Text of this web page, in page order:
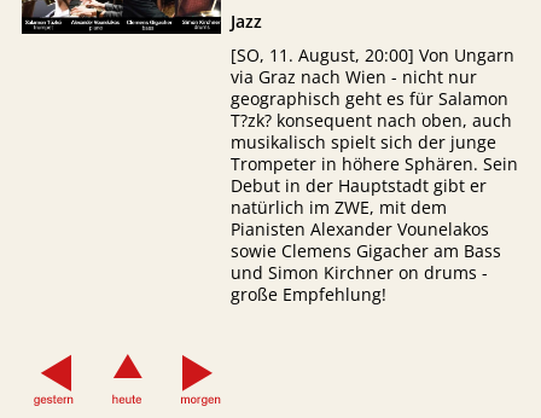
Jazz
[SO, 11. August, 20:00] Von Ungarn
via Graz nach Wien - nicht nur
geographisch geht es für Salamon
T?zk? konsequent nach oben, auch
musikalisch spielt sich der junge
Trompeter in höhere Sphären. Sein
Debut in der Hauptstadt gibt er
natürlich im ZWE, mit dem
Pianisten Alexander Vounelakos
sowie Clemens Gigacher am Bass
und Simon Kirchner on drums -
große Empfehlung!